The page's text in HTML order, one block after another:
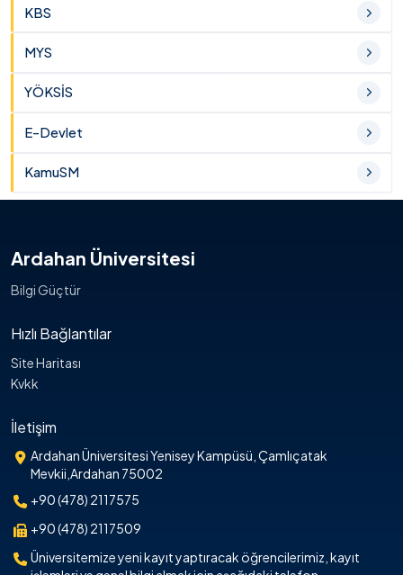
KBS
MYS
YÖKSİS
E-Devlet
KamuSM
Ardahan Üniversitesi
Bilgi Güçtür
Hızlı Bağlantılar
Site Haritası
Kvkk
İletişim
Ardahan Üniversitesi Yenisey Kampüsü, Çamlıçatak
Mevkii,Ardahan 75002
+90 (478) 2117575
+90 (478) 2117509
Üniversitemize yeni kayıt yaptıracak öğrencilerimiz, kayıt